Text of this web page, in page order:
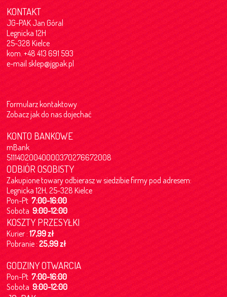
KONTAKT
JG-PAK Jan Góral
Legnicka 12H
25-328 Kielce
kom. +48 413 691 593
e-mailsklep@jgpak.pl
Formularz kontaktowy
Zobacz jak do nas dojechać
KONTO BANKOWE
mBank
51114020040000370276672008
ODBIÓR OSOBISTY
Zakupione towary odbierasz w siedzibie firmy pod adresem:
Legnicka 12H, 25-328 Kielce
Pon-Pt7:00-16:00
Sobota9:00-12:00
KOSZTY PRZESYŁKI
Kurier :17,99 zł
Pobranie :25,99 zł
GODZINY OTWARCIA
Pon-Pt7:00-16:00
Sobota9:00-12:00